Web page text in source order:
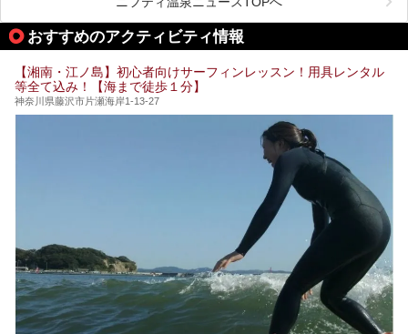
提供元：株式会社西武・プリンスホテルズワールドワイド
【PR】
この記事はザ・プリンス 箱根芦ノ湖のPR記事です。
そしてここは全24室の「箱根 芦ノ湖畔蛸川温泉 龍宮殿」と
して宿泊もできます。宿泊者は「龍宮殿本館」の営業時間に
加えて、朝6時からの宿泊者専用時間帯にも「龍宮殿本館」
のお風呂が利用できます。
今回は日帰り温泉としての「絶景日帰り温泉 龍宮殿本館
（以下、龍宮殿本館）」と、旅館としての「箱根 芦ノ湖畔
蛸川温泉 龍宮殿（以下、龍宮殿）」の両方の魅力をたっぷ
りお伝えします！
ここは箱根神社、九頭龍神社、白龍神社、箱根元宮と箱根の
4つの神社に囲まれたパワースポットです。
提供元：株式会社西武・プリンスホテルズワールドワイド
この記事は箱根 芦ノ湖畔蛸川温泉 龍宮殿のPR記事です。
おすすめのアクティビティ情報
【湘南・江ノ島】初心者向けサーフィンレッスン！用具レンタル
等全て込み！【海まで徒歩１分】
神奈川県藤沢市片瀬海岸1-13-27